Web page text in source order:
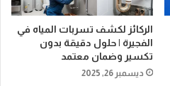
الركائز لكشف تسربات المياه في
الفجيرة | حلول دقيقة بدون
تكسير وضمان معتمد
ديسمبر 26, 2025